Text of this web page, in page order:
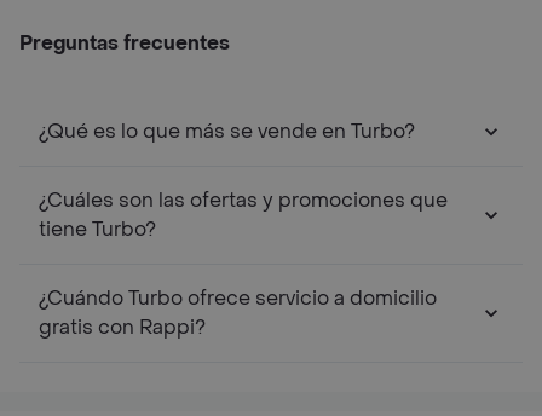
Preguntas frecuentes
¿Qué es lo que más se vende en Turbo?
¿Cuáles son las ofertas y promociones que
tiene Turbo?
¿Cuándo Turbo ofrece servicio a domicilio
gratis con Rappi?